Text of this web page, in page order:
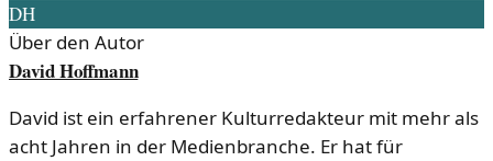
DH
Über den Autor
David Hoffmann
David ist ein erfahrener Kulturredakteur mit mehr als
acht Jahren in der Medienbranche. Er hat für